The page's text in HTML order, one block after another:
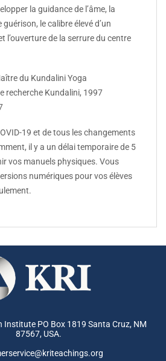
la guidance de l’âme, la
le calibre élevé d’un
l’ouverture de la serrure du centre
du Kundalini Yoga
recherche Kundalini, 1997
19 et de tous les changements
il y a un délai temporaire de 5
vos manuels physiques. Vous
numériques pour vos élèves
Institute PO Box 1819 Santa Cruz, NM
87567, USA.